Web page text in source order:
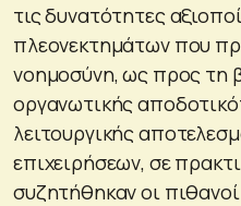
τις δυνατότητες
πλεονεκτημάτων που
νοημοσύνη, ως προς τη
οργανωτικής
λειτουργικής
επιχειρήσεων, σε
συζητήθηκαν οι πιθανοί